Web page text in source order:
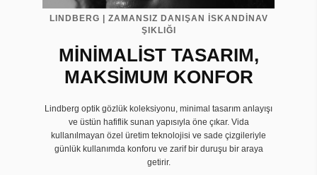
LINDBERG | ZAMANSIZ DANIŞAN İSKANDİNAV
ŞIKLIĞI
MİNİMALİST TASARIM,
MAKSİMUM KONFOR
Lindberg optik gözlük koleksiyonu, minimal tasarım anlayışı
ve üstün hafiflik sunan yapısıyla öne çıkar. Vida
kullanılmayan özel üretim teknolojisi ve sade çizgileriyle
günlük kullanımda konforu ve zarif bir duruşu bir araya
getirir.